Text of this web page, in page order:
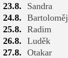
23.8.
Sandra
24.8. Bartoloměj
25.8. Radim
26.8. Luděk
27.8. Otakar